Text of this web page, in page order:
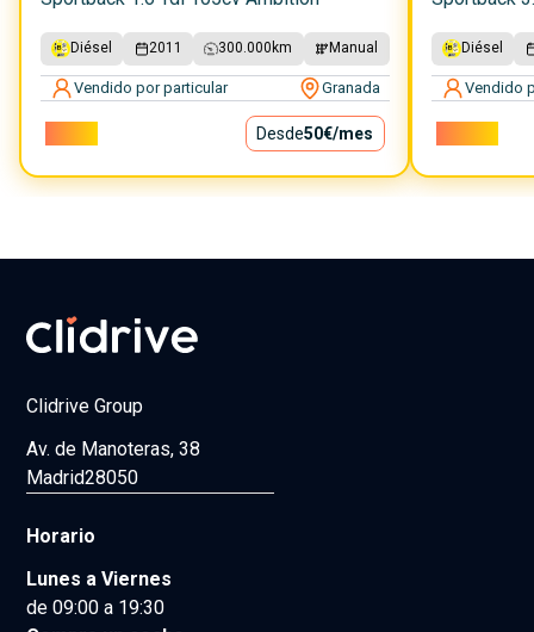
Diésel 2011 300.000 km Manual
Vendido por particular Granada
Desde50€/mes
Diésel
Vendido
Clidrive Group
Av. de Manoteras, 38
Madrid28050
Horario
Lunes a Viernes
de 09:00 a 19:30